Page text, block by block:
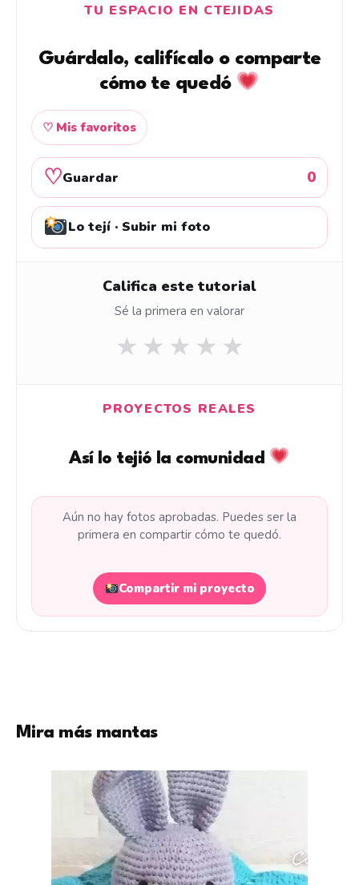
TU ESPACIO EN CTEJIDAS
Guárdalo, califícalo o comparte
cómo te quedó
♡ Mis favoritos
♡Guardar 0
Lo tejí · Subir mi foto
Califica este tutorial
Sé la primera en valorar
★ ★ ★ ★ ★
PROYECTOS REALES
Así lo tejió la comunidad
Aún no hay fotos aprobadas. Puedes ser la
primera en compartir cómo te quedó.
Compartir mi proyecto
Mira más mantas